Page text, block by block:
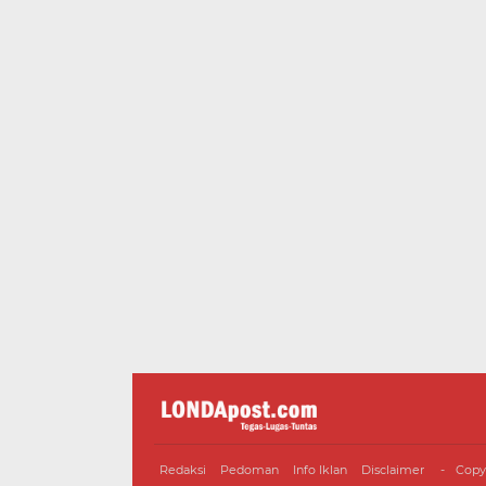
Redaksi Pedoman Info Iklan Disclaimer